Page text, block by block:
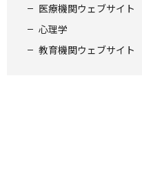
医療機関ウェブサイト
心理学
教育機関ウェブサイト